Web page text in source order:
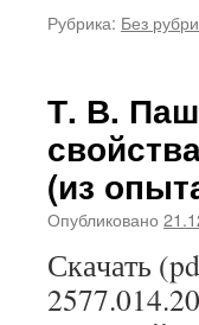
Рубрика: Без
Т. В.
(из
Опубликовано
Скачать